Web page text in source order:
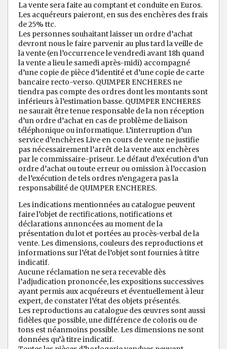
La vente sera faite au comptant et conduite en Euros.
Les acquéreurs paieront, en sus des enchères des frais
de 25% ttc.
Les personnes souhaitant laisser un ordre d’achat
devront nous le faire parvenir au plus tard la veille de
la vente (en l’occurrence le vendredi avant 18h quand
la vente a lieu le samedi après-midi) accompagné
d’une copie de pièce d’identité et d’une copie de carte
bancaire recto-verso. QUIMPER ENCHERES ne
tiendra pas compte des ordres dont les montants sont
inférieurs à l’estimation basse. QUIMPER ENCHERES
ne saurait être tenue responsable de la non réception
d’un ordre d’achat en cas de problème de liaison
téléphonique ou informatique. L’interruption d’un
service d’enchères Live en cours de vente ne justifie
pas nécessairement l’arrêt de la vente aux enchères
par le commissaire-priseur. Le défaut d’exécution d’un
ordre d’achat ou toute erreur ou omission à l’occasion
de l’exécution de tels ordres n’engagera pas la
responsabilité de QUIMPER ENCHERES.
Les indications mentionnées au catalogue peuvent
faire l’objet de rectifications, notifications et
déclarations annoncées au moment de la
présentation du lot et portées au procès-verbal de la
vente. Les dimensions, couleurs des reproductions et
informations sur l’état de l’objet sont fournies à titre
indicatif.
Aucune réclamation ne sera recevable dès
l’adjudication prononcée, les expositions successives
ayant permis aux acquéreurs et éventuellement à leur
expert, de constater l’état des objets présentés.
Les reproductions au catalogue des œuvres sont aussi
fidèles que possible, une différence de coloris ou de
tons est néanmoins possible. Les dimensions ne sont
données qu’à titre indicatif.